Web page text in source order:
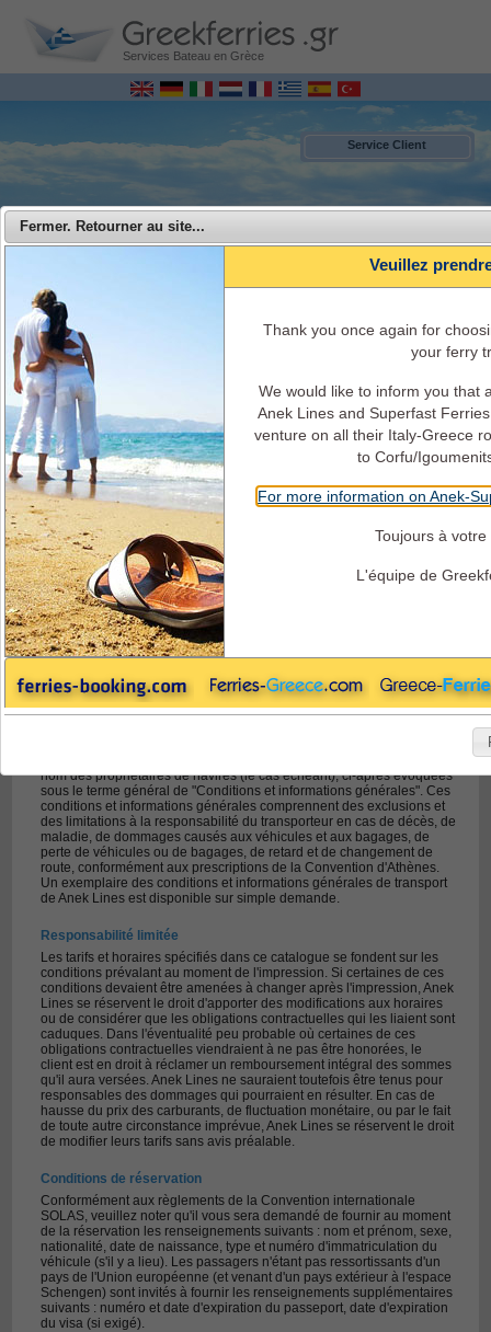
Services Bateau en Grèce
Service Client
MENU
Anek Ferries - Voyagez de l'Italie vers la Grèce avec Anek Lines
Anek Ferries - Termes + Conditions
CONDITIONS GENERALES DE VOYAGE
Termes et Conditions
a) à la Convention d'Athènes relative au transport maritime de
passagers et de leurs bagages, datant de 1974, et à son Protocole,
ratifié le 13 décembre 1974 (ci-après désignés « Convention
nom des propriétaires de navires (le cas échéant), ci-après évoquées
sous le terme général de "Conditions et informations générales". Ces
conditions et informations générales comprennent des exclusions et
des limitations à la responsabilité du transporteur en cas de décès, de
maladie, de dommages causés aux véhicules et aux bagages, de
perte de véhicules ou de bagages, de retard et de changement de
route, conformément aux prescriptions de la Convention d'Athènes.
Un exemplaire des conditions et informations générales de transport
de Anek Lines est disponible sur simple demande.
Responsabilité limitée
Les tarifs et horaires spécifiés dans ce catalogue se fondent sur les
conditions prévalant au moment de l'impression. Si certaines de ces
conditions devaient être amenées à changer après l'impression, Anek
Lines se réservent le droit d'apporter des modifications aux horaires
ou de considérer que les obligations contractuelles qui les liaient sont
caduques. Dans l'éventualité peu probable où certaines de ces
obligations contractuelles viendraient à ne pas être honorées, le
client est en droit à réclamer un remboursement intégral des sommes
qu'il aura versées. Anek Lines ne sauraient toutefois être tenus pour
responsables des dommages qui pourraient en résulter. En cas de
hausse du prix des carburants, de fluctuation monétaire, ou par le fait
de toute autre circonstance imprévue, Anek Lines se réservent le droit
de modifier leurs tarifs sans avis préalable.
Conditions de réservation
Conformément aux règlements de la Convention internationale
SOLAS, veuillez noter qu'il vous sera demandé de fournir au moment
de la réservation les renseignements suivants : nom et prénom, sexe,
nationalité, date de naissance, type et numéro d'immatriculation du
véhicule (s'il y a lieu). Les passagers n'étant pas ressortissants d'un
pays de l'Union européenne (et venant d'un pays extérieur à l'espace
Schengen) sont invités à fournir les renseignements supplémentaires
suivants : numéro et date d'expiration du passeport, date d'expiration
du visa (si exigé).
Fermer. Retourner au site...
Veuillez
Τhank you once again for
your ferry
We would like to inform you that
Anek Lines and Superfast
venture on all their Italy-Greece
to Corfu/
For more information on Anek-
Toujours à votre
L'équipe de